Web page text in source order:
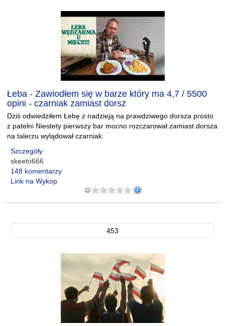
Łeba - Zawiodłem się w barze który ma 4,7 / 5500
opini - czarniak zamiast dorsz
Dziś odwiedziłem Łebę z nadzieją na prawdziwego dorsza prosto
z patelni Niestety pierwszy bar mocno rozczarował zamiast dorsza
na talerzu wylądował czarniak.
Szczegóły
skeeto666
148 komentarzy
Link na Wykop
453